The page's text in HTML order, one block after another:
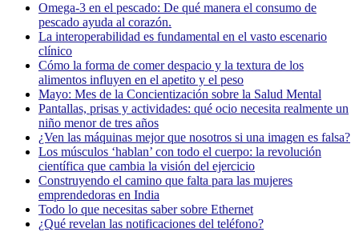
Omega-3 en el pescado: De qué manera el consumo de
pescado ayuda al corazón.
La interoperabilidad es fundamental en el vasto escenario
clínico
Cómo la forma de comer despacio y la textura de los
alimentos influyen en el apetito y el peso
Mayo: Mes de la Concientización sobre la Salud Mental
Pantallas, prisas y actividades: qué ocio necesita realmente un
niño menor de tres años
¿Ven las máquinas mejor que nosotros si una imagen es falsa?
Los músculos ‘hablan’ con todo el cuerpo: la revolución
científica que cambia la visión del ejercicio
Construyendo el camino que falta para las mujeres
emprendedoras en India
Todo lo que necesitas saber sobre Ethernet
¿Qué revelan las notificaciones del teléfono?